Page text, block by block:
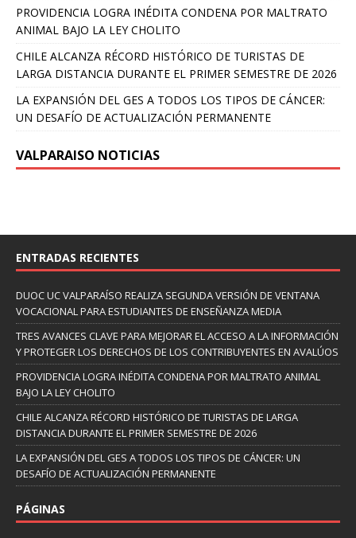
PROVIDENCIA LOGRA INÉDITA CONDENA POR MALTRATO
ANIMAL BAJO LA LEY CHOLITO
CHILE ALCANZA RÉCORD HISTÓRICO DE TURISTAS DE
LARGA DISTANCIA DURANTE EL PRIMER SEMESTRE DE 2026
LA EXPANSIÓN DEL GES A TODOS LOS TIPOS DE CÁNCER:
UN DESAFÍO DE ACTUALIZACIÓN PERMANENTE
VALPARAISO NOTICIAS
ENTRADAS RECIENTES
DUOC UC VALPARAÍSO REALIZA SEGUNDA VERSIÓN DE VENTANA
VOCACIONAL PARA ESTUDIANTES DE ENSEÑANZA MEDIA
TRES AVANCES CLAVE PARA MEJORAR EL ACCESO A LA INFORMACIÓN
Y PROTEGER LOS DERECHOS DE LOS CONTRIBUYENTES EN AVALÚOS
PROVIDENCIA LOGRA INÉDITA CONDENA POR MALTRATO ANIMAL
BAJO LA LEY CHOLITO
CHILE ALCANZA RÉCORD HISTÓRICO DE TURISTAS DE LARGA
DISTANCIA DURANTE EL PRIMER SEMESTRE DE 2026
LA EXPANSIÓN DEL GES A TODOS LOS TIPOS DE CÁNCER: UN
DESAFÍO DE ACTUALIZACIÓN PERMANENTE
PÁGINAS